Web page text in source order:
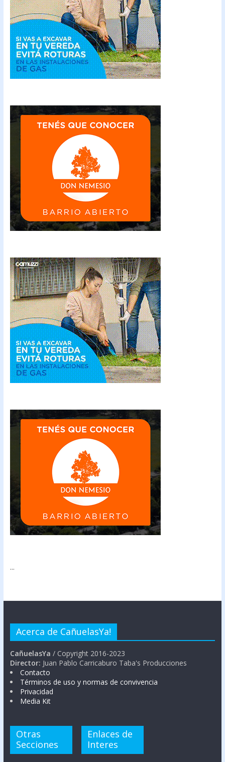
...
Acerca de CañuelasYa!
CañuelasYa / Copyright 2016-2023
Director: Juan Pablo Carricaburo Taba's Producciones
Contacto
Términos de uso y normas de convivencia
Privacidad
Media Kit
Otras
Secciones
Enlaces de
Interes